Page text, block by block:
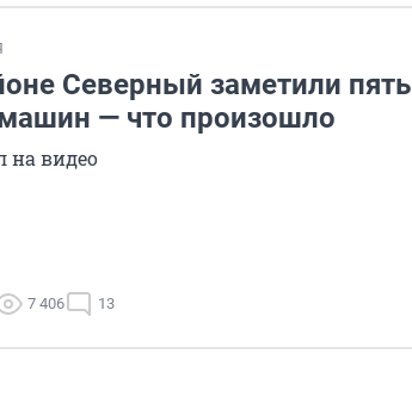
Северный заметили пять
— что произошло
на видео
7 406 13